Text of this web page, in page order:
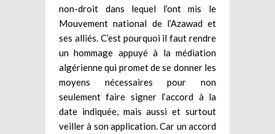
non-droit dans lequel l’ont mis le
Mouvement national de l’Azawad et
ses alliés. C’est pourquoi il faut rendre
un hommage appuyé à la médiation
algérienne qui promet de se donner les
moyens nécessaires pour non
seulement faire signer l’accord à la
date indiquée, mais aussi et surtout
veiller à son application. Car un accord